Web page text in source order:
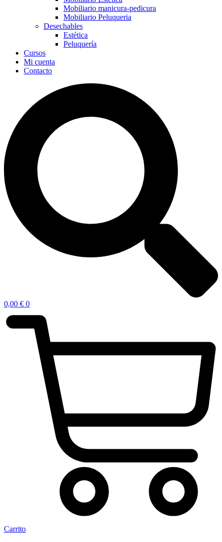
Mobiliario manicura-pedicura
Mobiliario Peluqueria
Desechables
Estética
Peluquería
Cursos
Mi cuenta
Contacto
0,00 € 0
Carrito